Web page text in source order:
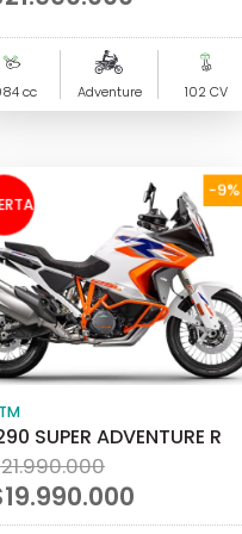
cc Adventure 102 CV
-9%
!
SUPER ADVENTURE R
21.990.000El
precio
original
19.990.000